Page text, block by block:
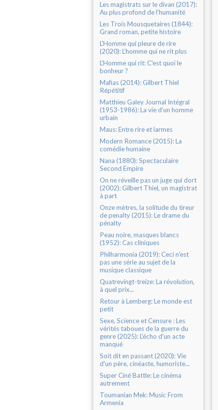
Les magistrats sur le divan (2017):
Au plus profond de l'humanité
Les Trois Mousquetaires (1844):
Grand roman, petite histoire
L'Homme qui pleure de rire
(2020): L’homme qui ne rit plus
L'Homme qui rit: C'est quoi le
bonheur ?
Mafias (2014): Gilbert Thiel
Répétitif
Matthieu Galey Journal Intégral
(1953-1986): La vie d’un homme
urbain
Maus: Entre rire et larmes
Modern Romance (2015): La
comédie humaine
Nana (1880): Spectaculaire
Second Empire
On ne réveille pas un juge qui dort
(2002): Gilbert Thiel, un magistrat
à part
Onze mètres, la solitude du tireur
de penalty (2015): Le drame du
pénalty
Peau noire, masques blancs
(1952): Cas cliniques
Philharmonia (2019): Ceci n'est
pas une série au sujet de la
musique classique
Quatrevingt-treize: La révolution,
à quel prix...
Retour à Lemberg: Le monde est
petit
Sexe, Science et Censure : Les
vérités taboues de la guerre du
genre (2025): L'écho d'un acte
manqué
Soit dit en passant (2020): Vie
d'un père, cinéaste, humoriste...
Super Ciné Battle: Le cinéma
autrement
Toumanian Mek: Music From
Armenia